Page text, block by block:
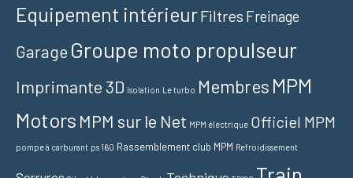
Equipement intérieurFiltres Freinage
Garage Groupe moto propulseur
Imprimante 3D Isolation Le turbo Membres MPM
Motors MPM sur le Net MPM électrique Officiel MPM
pompe à carburant ps 160 Rassemblement club MPM Refroidissement